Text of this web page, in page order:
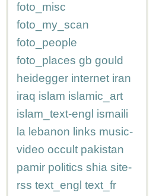
foto_misc
foto_my_scan
foto_people
foto_places gb gould
heidegger internet iran
iraq islam islamic_art
islam_text-engl ismaili
la lebanon links music-
video occult pakistan
pamir politics shia site-
rss text_engl text_fr